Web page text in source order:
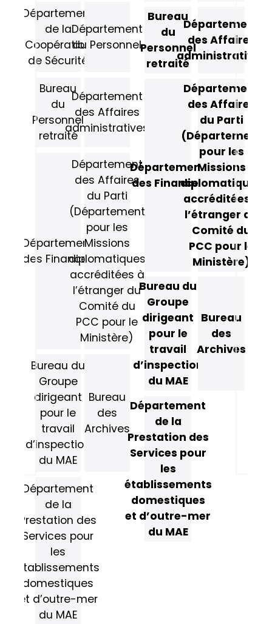
Département
de la
Coopération
de Sécurité
Département
du Personnel
Bureau
du
Personnel
retraité
Département
des Affaires
administratives
Département
des Finances
Département
des Affaires
du Parti
(Département
pour les
Missions
diplomatiques
accréditées à
l’étranger du
Comité du
PCC pour le
Ministère)
Bureau du
Groupe
dirigeant
pour le
travail
d’inspection
du MAE
Bureau
des
Archives
Département
de la
Prestation des
Services pour
les
établissements
domestiques
et d’outre-mer
du MAE
Bureau
du
Personnel
retraité
Département
des Affaires
administratives
Département
des Finances
Département
des Affaires
du Parti
(Département
pour les
Missions
diplomatiques
accréditées à
l’étranger du
Comité du
PCC pour le
Ministère)
Bureau du
Groupe
dirigeant
pour le
travail
d’inspection
du MAE
Bureau
des
Archives
Département
de la
Prestation des
Services pour
les
établissements
domestiques
et d’outre-mer
du MAE